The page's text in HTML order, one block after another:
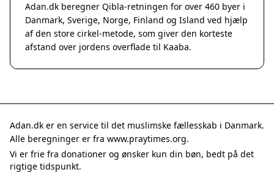
Mariager
Odder
Purhus
Rønde
Tranbjerg
Trustrup
Billund
Adan.dk beregner Qibla-retningen for over 460 byer i
Danmark, Sverige, Norge, Finland og Island ved hjælp
af den store cirkel-metode, som giver den korteste
afstand over jordens overflade til Kaaba.
Adan.dk er en service til det muslimske fællesskab i Danmark.
Alle beregninger er fra www.praytimes.org.
Vi er frie fra donationer og ønsker kun din bøn, bedt på det
rigtige tidspunkt.